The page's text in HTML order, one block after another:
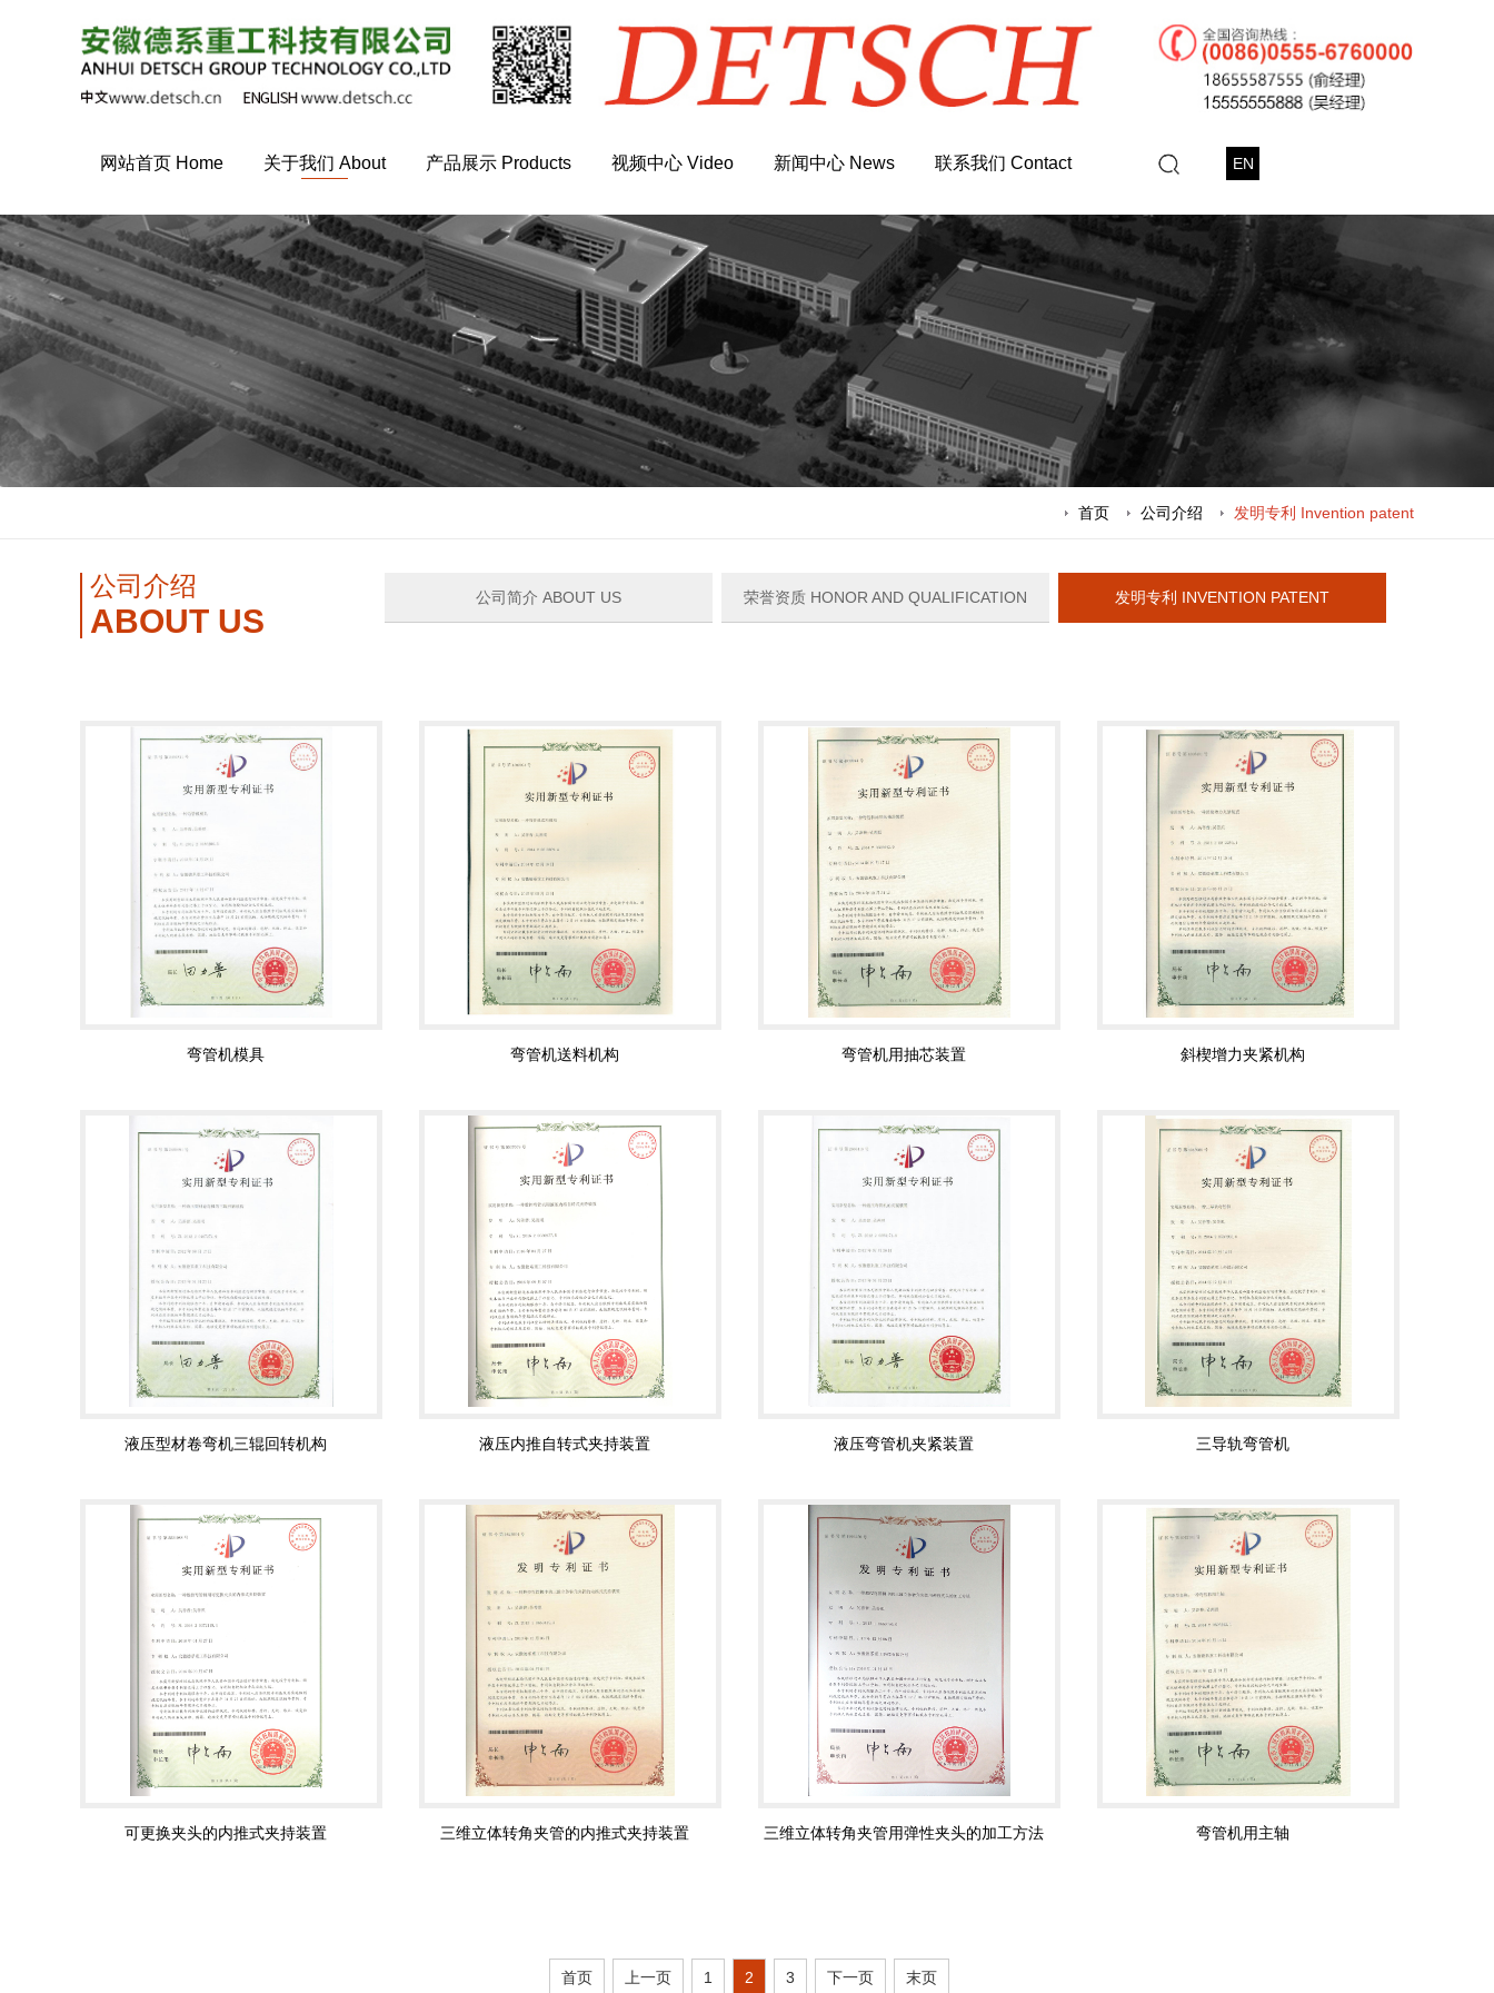
网站首页 Home 关于我们 About 产品展示 Products 视频中心 Video 新闻中心 News 联系我们 Contact EN
首页 公司介绍 发明专利 Invention patent
公司介绍
ABOUT US
公司简介 ABOUT US 荣誉资质 HONOR AND QUALIFICATION 发明专利 INVENTION PATENT
弯管机模具 弯管机送料机构 弯管机用抽芯装置 斜楔增力夹紧机构
液压型材卷弯机三辊回转机构 液压内推自转式夹持装置 液压弯管机夹紧装置 三导轨弯管机
可更换夹头的内推式夹持装置 三维立体转角夹管的内推式夹持装置 三维立体转角夹管用弹性夹头的加工方法 弯管机用主轴
首页 上一页 1 2 3 下一页 末页